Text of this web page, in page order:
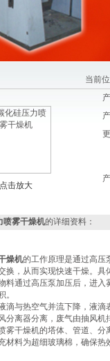
当前
点击放大
喷雾干燥机的详细资料：
燥机的工作原理‌是通过高压
换，从而实现快速干燥。具
料通过高压泵加压后，进
。
滴与热空气并流下降，液
分离器分离，废气由抽风机
雾干燥机的塔体、管道、
材料为超细玻璃棉，确保热